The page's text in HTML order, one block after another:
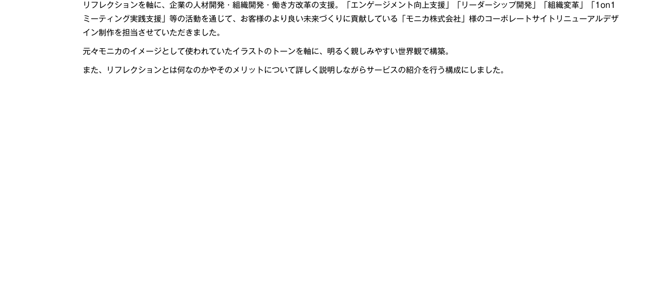
リフレクションを軸に、企業の人材開発・組織開発・働き方改革の支援。「エンゲージメント向上支援」「リーダーシップ開発」「組織変革」「1on1
ミーティング実践支援」等の活動を通じて、お客様のより良い未来づくりに貢献している「モニカ株式会社」様のコーポレートサイトリニューアルデザ
イン制作を担当させていただきました。
元々モニカのイメージとして使われていたイラストのトーンを軸に、明るく親しみやすい世界観で構築。
また、リフレクションとは何なのかやそのメリットについて詳しく説明しながらサービスの紹介を行う構成にしました。